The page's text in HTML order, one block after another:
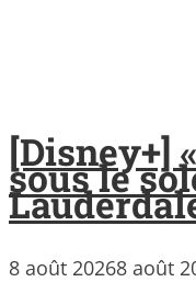
[Disney+]
sous le
8 août 20268 août